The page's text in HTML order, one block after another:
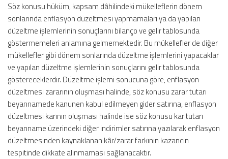
Söz konusu hüküm, kapsam dâhilindeki mükelleflerin dönem
sonlarında enflasyon düzeltmesi yapmamaları ya da yapılan
düzeltme işlemlerinin sonuçlarını bilanço ve gelir tablosunda
göstermemeleri anlamına gelmemektedir. Bu mükellefler de diğer
mükellefler gibi dönem sonlarında düzeltme işlemlerini yapacaklar
ve yapılan düzeltme işlemlerinin sonuçlarını gelir tablosunda
göstereceklerdir. Düzeltme işlemi sonucuna göre, enflasyon
düzeltmesi zararının oluşması halinde, söz konusu zarar tutarı
beyannamede kanunen kabul edilmeyen gider satırına, enflasyon
düzeltmesi karının oluşması halinde ise söz konusu kar tutarı
beyanname üzerindeki diğer indirimler satırına yazılarak enflasyon
düzeltmesinden kaynaklanan kâr/zarar farkının kazancın
tespitinde dikkate alınmaması sağlanacaktır.